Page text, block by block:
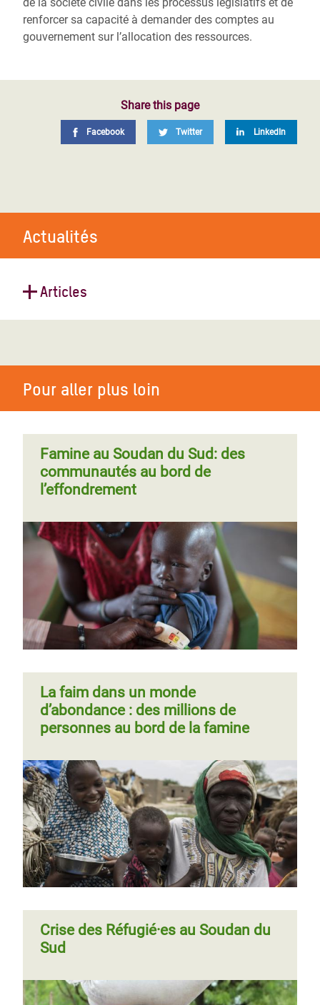
renforcer sa capacité à demander des comptes au
gouvernement sur l’allocation des ressources.
Share this page
Facebook Twitter LinkedIn
Actualités
Articles
Pourquoi travaillez-vous dans
l’humanitaire ? Dix témoignages au
Sud-Soudan
Les droits des femmes :
témoignages du Soudan du Sud
Pour aller plus loin
Famine au Soudan du Sud: des
communautés au bord de
l’effondrement
La faim dans un monde
d’abondance : des millions de
personnes au bord de la famine
Crise des Réfugié·es au Soudan du
Sud